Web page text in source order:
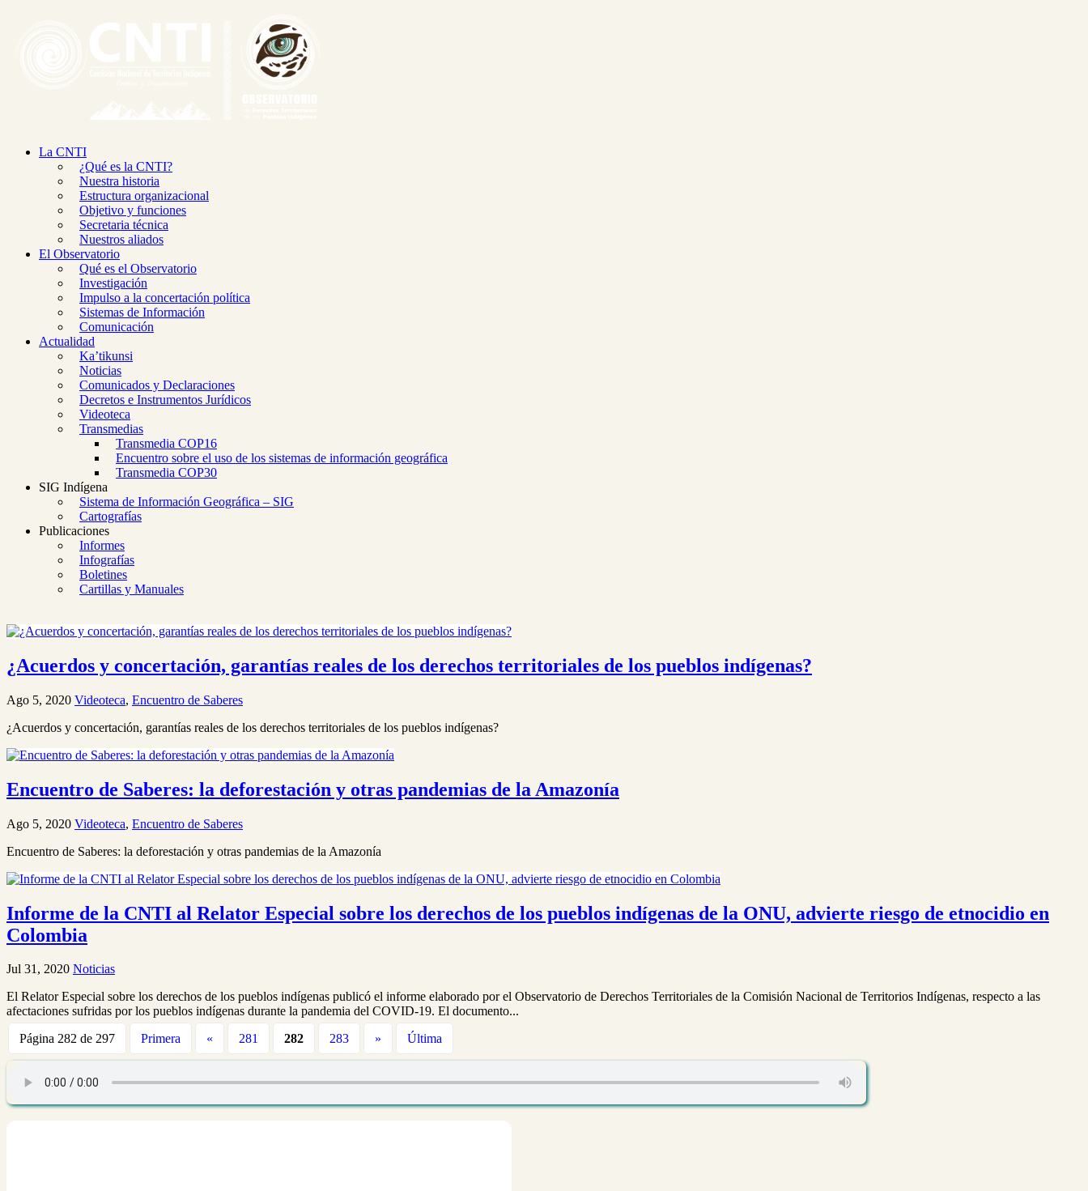
La CNTI
¿Qué es la CNTI?
Nuestra historia
Estructura organizacional
Objetivo y funciones
Secretaria técnica
Nuestros aliados
El Observatorio
Qué es el Observatorio
Investigación
Impulso a la concertación política
Sistemas de Información
Comunicación
Actualidad
Ka’tikunsi
Noticias
Comunicados y Declaraciones
Decretos e Instrumentos Jurídicos
Videoteca
Transmedias
Transmedia COP16
Encuentro sobre el uso de los sistemas de información geográfica
Transmedia COP30
SIG Indígena
Sistema de Información Geográfica – SIG
Cartografías
Publicaciones
Informes
Infografías
Boletines
Cartillas y Manuales
¿Acuerdos y concertación, garantías reales de los derechos territoriales de los pueblos indígenas?
Ago 5, 2020 Videoteca, Encuentro de Saberes
¿Acuerdos y concertación, garantías reales de los derechos territoriales de los pueblos indígenas?
Encuentro de Saberes: la deforestación y otras pandemias de la Amazonía
Ago 5, 2020 Videoteca, Encuentro de Saberes
Encuentro de Saberes: la deforestación y otras pandemias de la Amazonía
Informe de la CNTI al Relator Especial sobre los derechos de los pueblos indígenas de la ONU, advierte riesgo de etnocidio en
Colombia
Jul 31, 2020 Noticias
El Relator Especial sobre los derechos de los pueblos indígenas publicó el informe elaborado por el Observatorio de Derechos Territoriales de la Comisión Nacional de Territorios Indígenas, respecto a las
afectaciones sufridas por los pueblos indígenas durante la pandemia del COVID-19. El documento...
Página 282 de 297
Primera « 281 282 283 » Última